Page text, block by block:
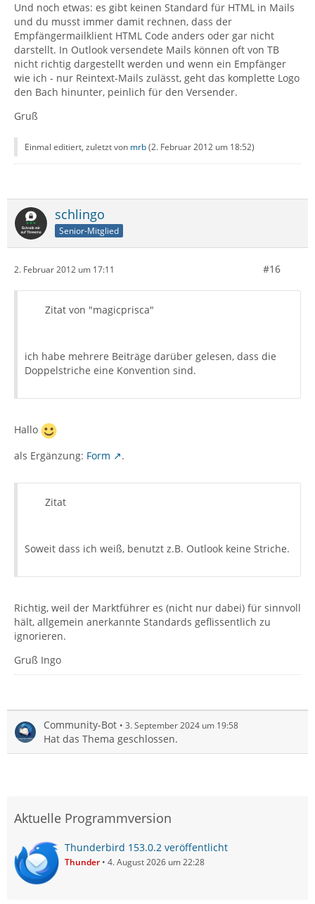
Und noch etwas: es gibt keinen Standard für HTML in Mails
und du musst immer damit rechnen, dass der
Empfängermailklient HTML Code anders oder gar nicht
darstellt. In Outlook versendete Mails können oft von TB
nicht richtig dargestellt werden und wenn ein Empfänger
wie ich - nur Reintext-Mails zulässt, geht das komplette Logo
den Bach hinunter, peinlich für den Versender.
Gruß
Einmal editiert, zuletzt von mrb(2. Februar 2012 um 18:52)
schlingo
Senior-Mitglied
2. Februar 2012 um 17:11 #16
Zitat von "magicprisca"
ich habe mehrere Beiträge darüber gelesen, dass die
Doppelstriche eine Konvention sind.
Hallo
als Ergänzung: Form .
Zitat
Soweit dass ich weiß, benutzt z.B. Outlook keine Striche.
Richtig, weil der Marktführer es (nicht nur dabei) für sinnvoll
hält, allgemein anerkannte Standards geflissentlich zu
ignorieren.
Gruß Ingo
Community-Bot 3. September 2024 um 19:58
Hat das Thema geschlossen.
Aktuelle Programmversion
Thunderbird 153.0.2 veröffentlicht
Thunder 4. August 2026 um 22:28